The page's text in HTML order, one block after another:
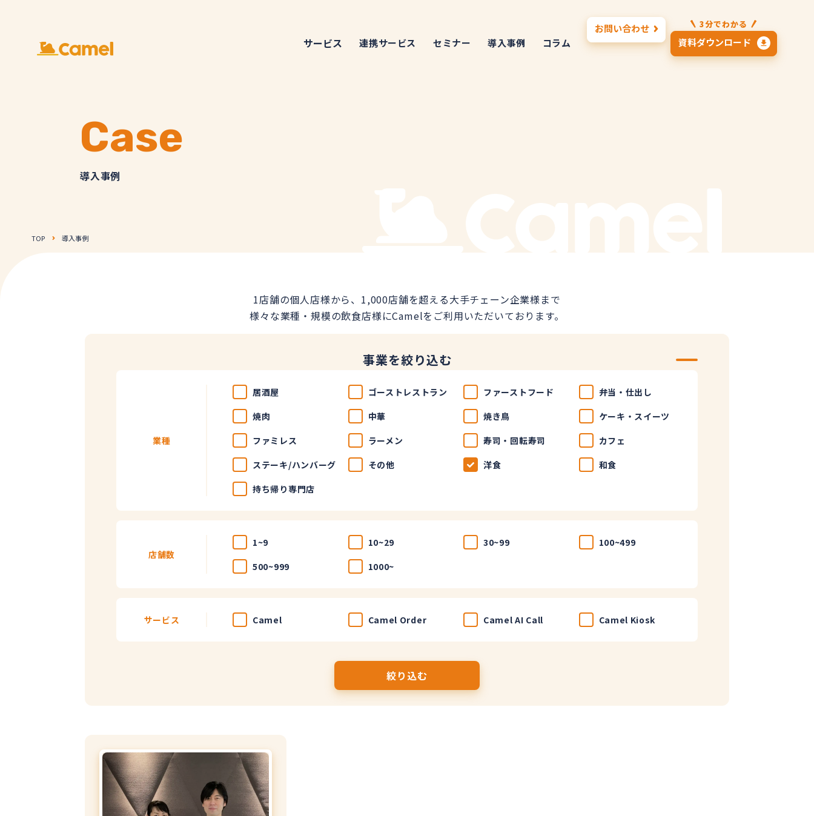
サービス 連携サービス セミナー 導入事例 コラム
お問い合わせ 3分でわかる
資料ダウンロード
Case
導入事例
TOP 導入事例
1店舗の個人店様から、1,000店舗を超える大手チェーン企業様まで
様々な業種・規模の飲食店様にCamelをご利用いただいております。
事業を絞り込む
業種
居酒屋 ゴーストレストラン ファーストフード
弁当・仕出し
焼肉
中華 焼き鳥
ケーキ・スイーツ
ファミレス
ラーメン 寿司・回転寿司
カフェ
ステーキ/ハンバーグ
その他 洋食
和食
持ち帰り専門店
店舗数
1~9 10~29 30~99
100~499
500~999
1000~
サービス Camel Camel Order Camel AI Call Camel Kiosk
絞り込む